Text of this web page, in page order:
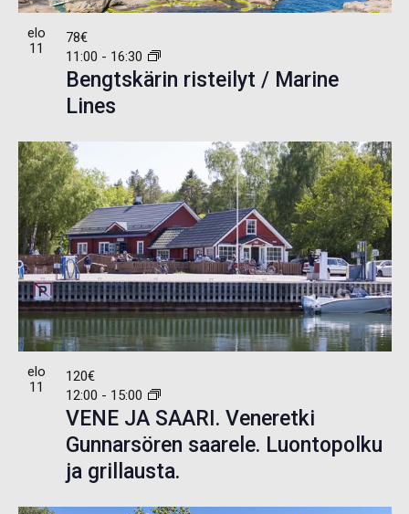
elo
11
Bengtskärin risteilyt / Marine
Lines
11:00 - 16:30
78€
elo
11
VENE JA SAARI. Veneretki
Gunnarsören saarele. Luontopolku
ja grillausta.
12:00 - 15:00
120€